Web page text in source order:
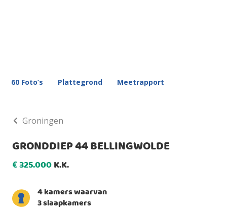
60 Foto’s Plattegrond Meetrapport
Groningen
GRONDDIEP 44 BELLINGWOLDE
€325.000K.K.
4 kamers waarvan
3 slaapkamers